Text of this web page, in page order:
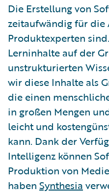
Die Erstellung von
zeitaufwändig für die
Produktexperten
Lerninhalte auf der
unstrukturierten
wir diese Inhalte als
die einen
in großen Mengen
leicht und
kann. Dank der
Intelligenz können
Produktion von
haben Synthesia